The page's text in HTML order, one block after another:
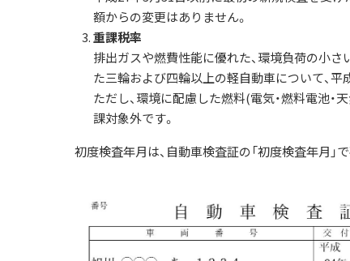
額からの変更はありません。
重課税率
排出ガスや燃費性能に優れた、環境負荷の小
た三輪および四輪以上の軽自動車について、平
ただし、環境に配慮した燃料(電気・燃料電池・
課対象外です。
初度検査年月は、自動車検査証の「初度検査年月」